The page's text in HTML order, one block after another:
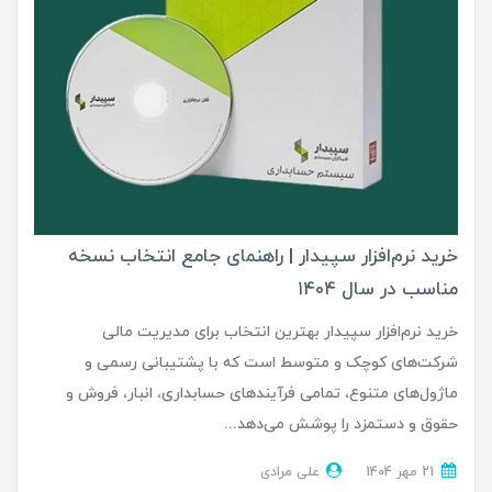
خرید نرم‌افزار سپیدار | راهنمای جامع انتخاب نسخه
مناسب در سال ۱۴۰۴
خرید نرم‌افزار سپیدار بهترین انتخاب برای مدیریت مالی
شرکت‌های کوچک و متوسط است که با پشتیبانی رسمی و
ماژول‌های متنوع، تمامی فرآیندهای حسابداری، انبار، فروش و
حقوق و دستمزد را پوشش می‌دهد...
علی مرادی